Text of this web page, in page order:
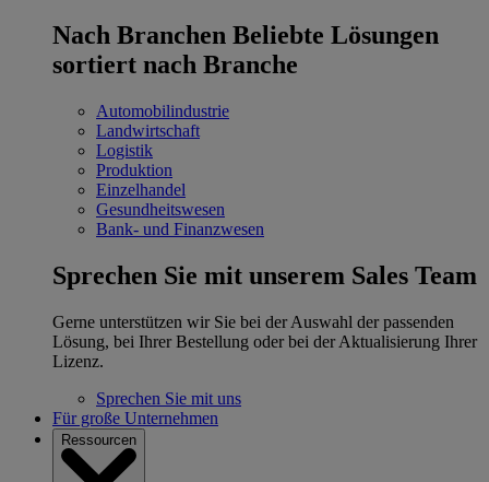
Nach Branchen Beliebte Lösungen
sortiert nach Branche
Automobilindustrie
Landwirtschaft
Logistik
Produktion
Einzelhandel
Gesundheitswesen
Bank- und Finanzwesen
Sprechen Sie mit unserem Sales Team
Gerne unterstützen wir Sie bei der Auswahl der passenden
Lösung, bei Ihrer Bestellung oder bei der Aktualisierung Ihrer
Lizenz.
Sprechen Sie mit uns
Für große Unternehmen
Ressourcen